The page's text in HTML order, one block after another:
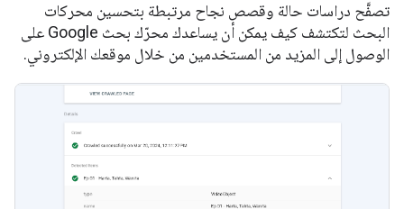
تصفَّح دراسات حالة وقصص نجاح مرتبطة بتحسين محركات
البحث لتكتشف كيف يمكن أن يساعدك محرّك بحث Google على
الوصول إلى المزيد من المستخدمين من خلال موقعك الإلكتروني.